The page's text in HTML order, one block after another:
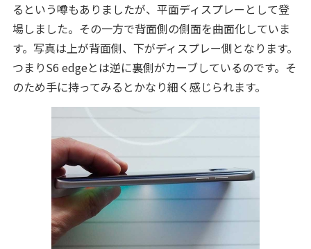
るという噂もありましたが、平面ディスプレーとして登
場しました。その一方で背面側の側面を曲面化していま
す。写真は上が背面側、下がディスプレー側となります。
つまりS6 edgeとは逆に裏側がカーブしているのです。そ
のため手に持ってみるとかなり細く感じられます。